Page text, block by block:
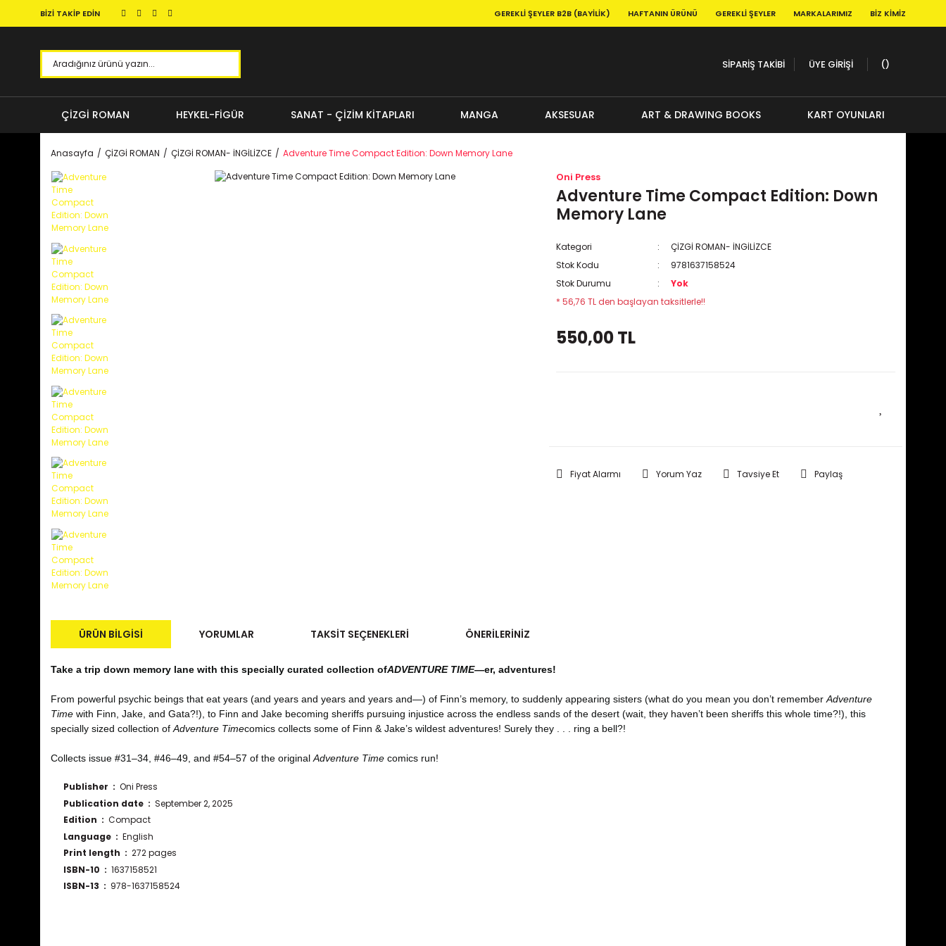
BİZİ TAKİP EDİN GEREKLI ŞEYLER B2B (BAYILIK) HAFTANIN ÜRÜNÜ GEREKLI ŞEYLER MARKALARIMIZ BIZ KIMIZ
SİPARİŞ TAKİBİ ÜYE GİRİŞİ
ÇİZGİ ROMAN HEYKEL-FİGÜR SANAT - ÇİZİM KİTAPLARI MANGA AKSESUAR ART & DRAWING BOOKS KART OYUNLARI
Anasayfa ÇİZGİ ROMAN ÇİZGİ ROMAN- İNGİLİZCE Adventure Time Compact Edition: Down Memory Lane
Oni Press
Adventure Time Compact Edition: Down
Memory Lane
Kategori
ÇİZGİ ROMAN- İNGİLİZCE
Stok Kodu
9781637158524
Stok Durumu
Yok
* 56,76 TL den başlayan taksitlerle!!
550,00 TL
Fiyat Alarmı Yorum Yaz Tavsiye Et Paylaş
ÜRÜN BILGISI YORUMLAR TAKSIT SEÇENEKLERI ÖNERILERINIZ
Take a trip down memory lane with this specially curated collection ofADVENTURE TIME—er, adventures!
From powerful psychic beings that eat years (and years and years and years and—) of Finn’s memory, to suddenly appearing sisters (what do you mean you don’t rememberAdventure
Time with Finn, Jake, and Gata?!), to Finn and Jake becoming sheriffs pursuing injustice across the endless sands of the desert (wait, they haven’t been sheriffs this whole time?!), this
specially sized collection ofAdventure Timecomics collects some of Finn & Jake’s wildest adventures! Surely they . . . ring a bell?!
Collects issue #31–34, #46–49, and #54–57 of the originalAdventure Time comics run!
Publisher ‏ : ‎ Oni Press
Publication date ‏ : ‎ September 2, 2025
Edition ‏ : ‎ Compact
Language ‏ : ‎ English
Print length ‏ : ‎ 272 pages
ISBN-10 ‏ : ‎ 1637158521
ISBN-13 ‏ : ‎ 978-1637158524